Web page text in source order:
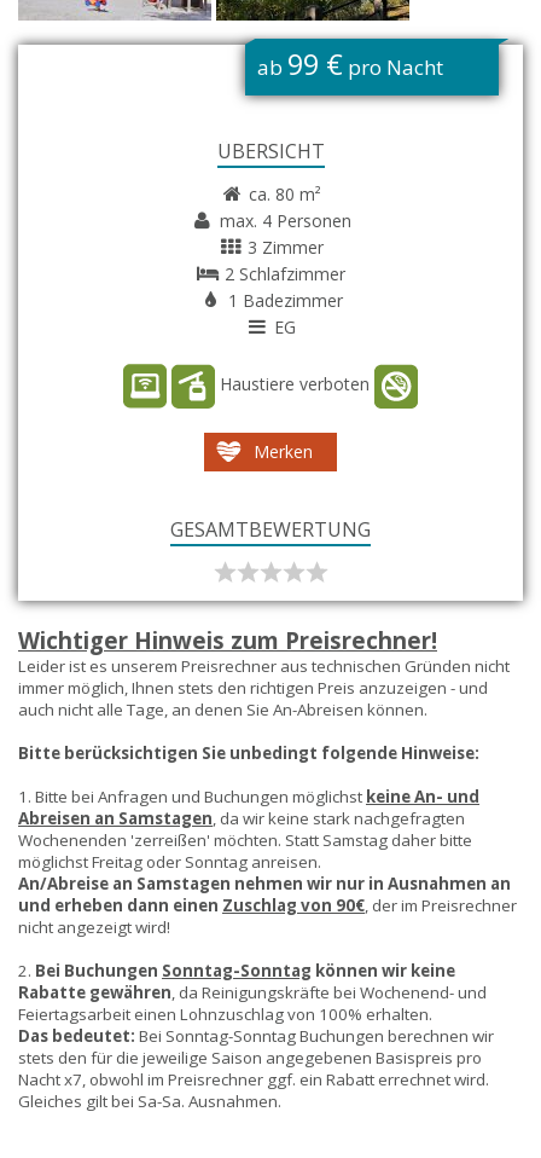
ab 99 € pro Nacht
ÜBERSICHT
ca. 80 m²
max. 4 Personen
3 Zimmer
2 Schlafzimmer
1 Badezimmer
EG
Haustiere verboten
Merken
GESAMTBEWERTUNG
Wichtiger Hinweis zum Preisrechner!
Leider ist es unserem Preisrechner aus technischen Gründen nicht
immer möglich, Ihnen stets den richtigen Preis anzuzeigen - und
auch nicht alle Tage, an denen Sie An-Abreisen können.
Bitte berücksichtigen Sie unbedingt folgende Hinweise:
1. Bitte bei Anfragen und Buchungen möglichst keine An- und
Abreisen an Samstagen, da wir keine stark nachgefragten
Wochenenden 'zerreißen' möchten. Statt Samstag daher bitte
möglichst Freitag oder Sonntag anreisen.
An/Abreise an Samstagen nehmen wir nur in Ausnahmen an
und erheben dann einen Zuschlag von 90€, der im Preisrechner
nicht angezeigt wird!
2. Bei Buchungen Sonntag-Sonntag können wir keine
Rabatte gewähren, da Reinigungskräfte bei Wochenend- und
Feiertagsarbeit einen Lohnzuschlag von 100% erhalten.
Das bedeutet: Bei Sonntag-Sonntag Buchungen berechnen wir
stets den für die jeweilige Saison angegebenen Basispreis pro
Nacht x7, obwohl im Preisrechner ggf. ein Rabatt errechnet wird.
Gleiches gilt bei Sa-Sa. Ausnahmen.